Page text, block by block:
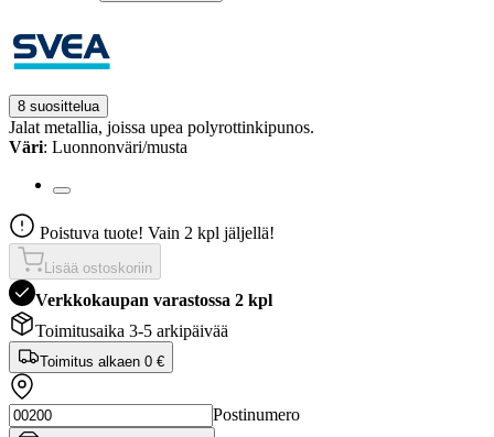
8 suosittelua
Jalat metallia, joissa upea polyrottinkipunos.
Väri: Luonnonväri/musta
Poistuva tuote! Vain 2 kpl jäljellä!
Lisää ostoskoriin
Verkkokaupan varastossa 2 kpl
Toimitusaika 3-5 arkipäivää
Toimitus alkaen 0 €
Postinumero